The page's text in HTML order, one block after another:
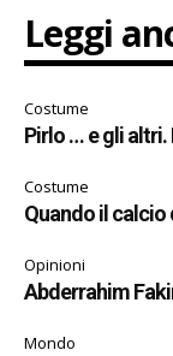
Leggi
Costume
Pirlo … e gli
Costume
Quando il
Opinioni
Abderrahim
Mondo